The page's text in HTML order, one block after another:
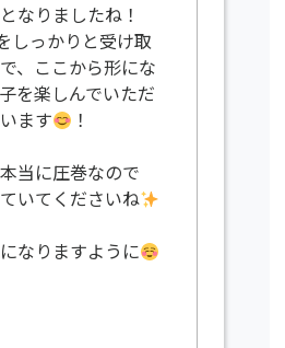
なりましたね！
しっかりと受け取
、ここから形にな
を楽しんでいただ
ます
！
当に圧巻なので
いてくださいね
なりますように